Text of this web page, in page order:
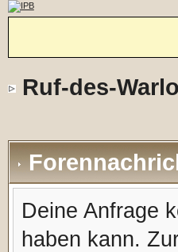
Ruf-des-
Deine Anfrage
haben kann.